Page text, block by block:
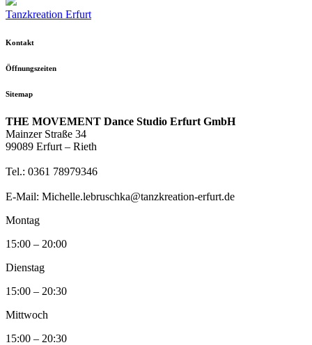
Tanzkreation Erfurt
Kontakt
Öffnungszeiten
Sitemap
THE MOVEMENT Dance Studio Erfurt GmbH
Mainzer Straße 34
99089 Erfurt – Rieth
Tel.: 0361 78979346
E-Mail: Michelle.lebruschka@tanzkreation-erfurt.de
Montag
15:00 – 20:00
Dienstag
15:00 – 20:30
Mittwoch
15:00 – 20:30